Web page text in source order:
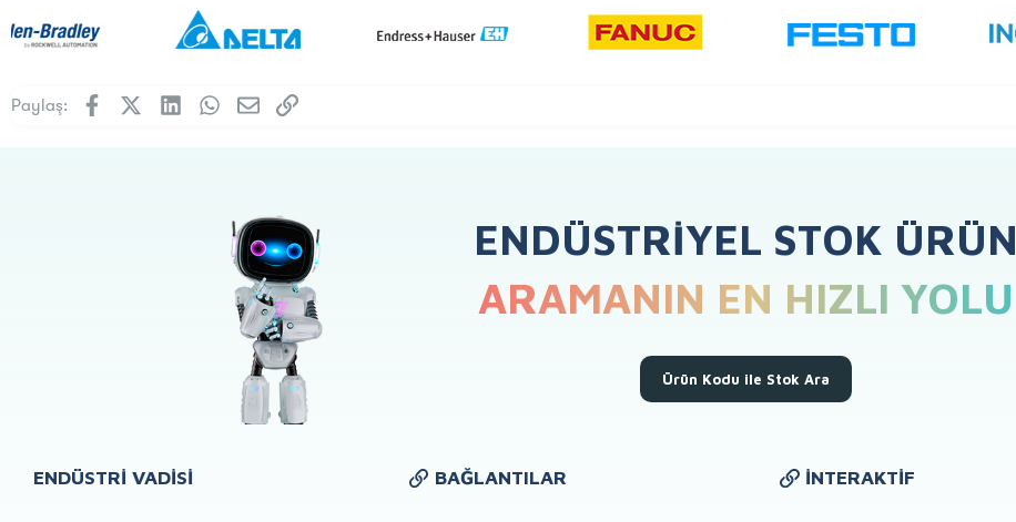
Paylaş: FacebookX (Twitter)LinkedInWhatsApp
E-postaLink
ENDÜSTRIYEL STOK ÜRÜN
ARAMANIN EN HIZLI YOLU
Ürün Kodu ile Stok Ara
ENDÜSTRI VADISI BAĞLANTILAR İNTERAKTIF